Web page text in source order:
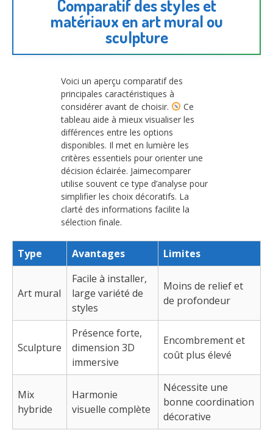
Comparatif des styles et
matériaux en art mural ou
sculpture
Voici un aperçu comparatif des
principales caractéristiques à
considérer avant de choisir.
Ce
tableau aide à mieux visualiser les
différences entre les options
disponibles. Il met en lumière les
critères essentiels pour orienter une
décision éclairée. Jaimecomparer
utilise souvent ce type d’analyse pour
simplifier les choix décoratifs. La
clarté des informations facilite la
sélection finale.
Type Avantages Limites
Art mural
Facile à installer,
large variété de
styles
Moins de relief et
de profondeur
Sculpture
Présence forte,
dimension 3D
immersive
Encombrement et
coût plus élevé
Mix
hybride
Harmonie
visuelle complète
Nécessite une
bonne coordination
décorative